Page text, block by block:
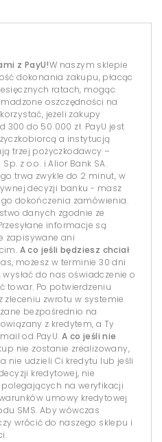
z PayU!W naszym sklepie
dokonania zakupu, płacąc
ratach, mogąc
oszczędności na
jeżeli zakupy
300 do 50 000 zł. PayU jest
a instytucją
trzej pożyczkodawcy –
z o.o. i Alior Bank SA.
trwa zwykle do 2 minut, w
decyzji banku - masz
dokończenia zamówienia.
danych zgodnie ze
informacje są
zapisywane ani
A co jeśli będziesz chciał
możesz w terminie 30 dni
do nas oświadczenie o
towar. Po potwierdzeniu
zwrotu w systemie
bezpośrednio na
z kredytem, a Ty
od PayU. A co jeśli nie
nie zostanie zrealizowany,
nie udzieli Ci kredytu lub jeśli
kredytowej, nie
na weryfikacji
umowy kredytowej
SMS. Aby wówczas
wrócić do naszego sklepu i